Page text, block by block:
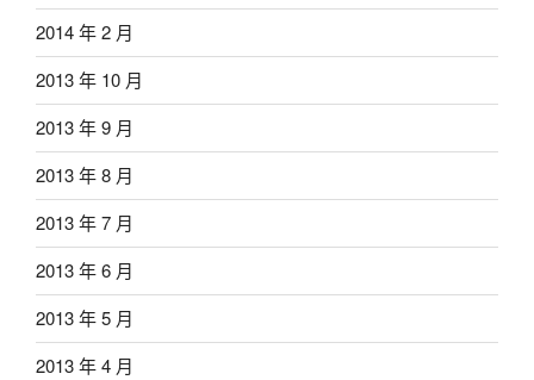
2014 年 2 月
2013 年 10 月
2013 年 9 月
2013 年 8 月
2013 年 7 月
2013 年 6 月
2013 年 5 月
2013 年 4 月